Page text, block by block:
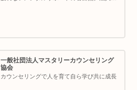
一般社団法人マスタリーカウンセリング
協会
カウンセリングで人を育て自ら学び共に成長